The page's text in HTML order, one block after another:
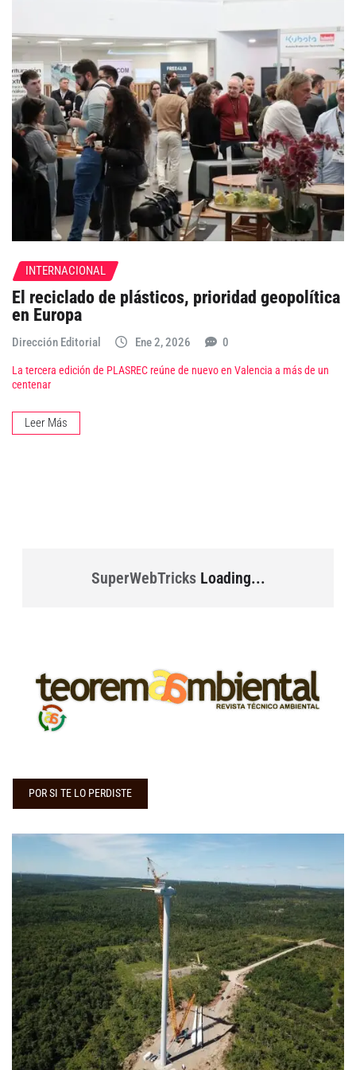
INTERNACIONAL
El reciclado de plásticos, prioridad geopolítica
en Europa
Dirección Editorial Ene 2, 2026 0
La tercera edición de PLASREC reúne de nuevo en Valencia a más de un
centenar
Leer Más
SuperWebTricksLoading...
POR SI TE LO PERDISTE